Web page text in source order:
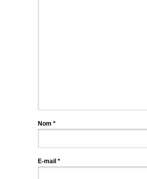
Nom *
E-mail *